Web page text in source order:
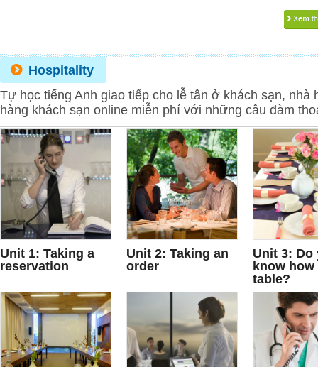
Hospitality
Tự học tiếng Anh giao tiếp cho lễ tân ở khách sạn, nhà
hàng khách sạn online miễn phí với những câu đàm
Unit 1: Taking a
reservation
Unit 2: Taking an
order
Unit 3: Do
know
table?